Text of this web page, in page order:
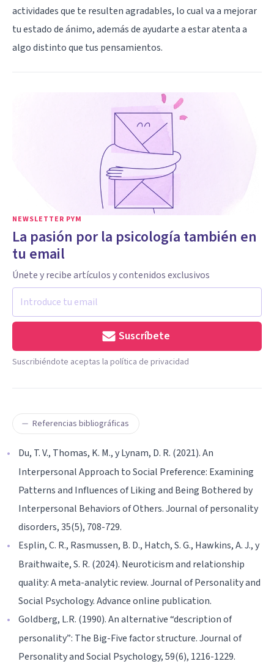
actividades que te resulten agradables, lo cual va a mejorar
tu estado de ánimo, además de ayudarte a estar atenta a
algo distinto que tus pensamientos.
NEWSLETTER PYM
La pasión por la psicología también en
tu email
Únete y recibe artículos y contenidos exclusivos
Suscríbete
Suscribiéndote aceptas la política de privacidad
Referencias bibliográficas
Du, T. V., Thomas, K. M., y Lynam, D. R. (2021). An
Interpersonal Approach to Social Preference: Examining
Patterns and Influences of Liking and Being Bothered by
Interpersonal Behaviors of Others. Journal of personality
disorders, 35(5), 708-729.
Esplin, C. R., Rasmussen, B. D., Hatch, S. G., Hawkins, A. J., y
Braithwaite, S. R. (2024). Neuroticism and relationship
quality: A meta-analytic review. Journal of Personality and
Social Psychology. Advance online publication.
Goldberg, L.R. (1990). An alternative “description of
personality”: The Big-Five factor structure. Journal of
Personality and Social Psychology, 59(6), 1216-1229.